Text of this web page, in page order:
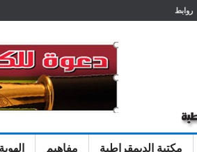
روابط
مكتبة الديمقراطية مفاهيم الهوية